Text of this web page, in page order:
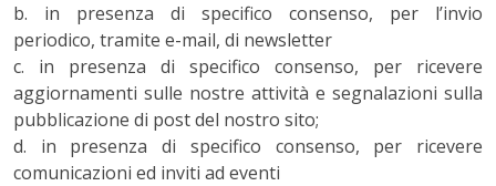
b. in presenza di specifico consenso, per l’invio
periodico, tramite e-mail, di newsletter
c. in presenza di specifico consenso, per ricevere
aggiornamenti sulle nostre attività e segnalazioni sulla
pubblicazione di post del nostro sito;
d. in presenza di specifico consenso, per ricevere
comunicazioni ed inviti ad eventi